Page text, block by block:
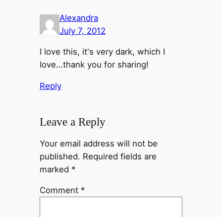
Alexandra
July 7, 2012
I love this, it's very dark, which I
love…thank you for sharing!
Reply
Leave a Reply
Your email address will not be
published. Required fields are
marked *
Comment *